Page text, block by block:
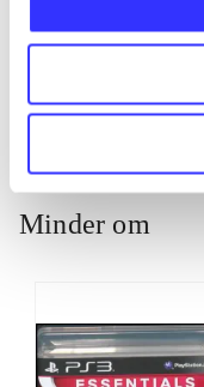
...
Minder om